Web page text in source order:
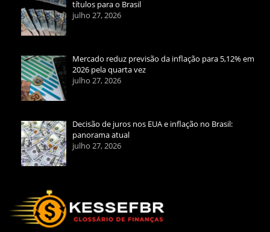
títulos para o Brasil
julho 27, 2026
Mercado reduz previsão da inflação para 5,12% em
2026 pela quarta vez
julho 27, 2026
Decisão de juros nos EUA e inflação no Brasil:
panorama atual
julho 27, 2026